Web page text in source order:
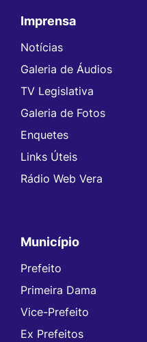
Imprensa
Notícias
Galeria de Áudios
TV Legislativa
Galeria de Fotos
Enquetes
Links Úteis
Rádio Web Vera
Município
Prefeito
Primeira Dama
Vice-Prefeito
Ex Prefeitos